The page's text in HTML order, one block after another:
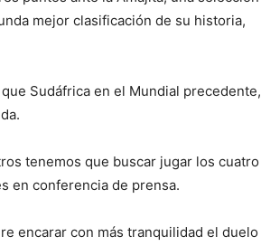
mejor clasificación de su historia,
Sudáfrica en el Mundial precedente,
tenemos que buscar jugar los cuatro
en conferencia de prensa.
encarar con más tranquilidad el duelo